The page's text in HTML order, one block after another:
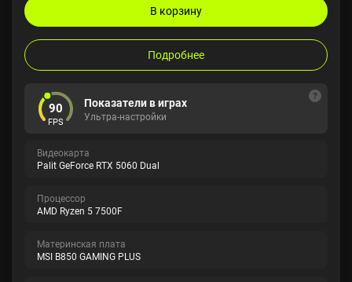
В корзину
Подробнее
90
FPS
Показатели в играх
Ультра-настройки
Видеокарта
Palit GeForce RTX 5060 Dual
Процессор
AMD Ryzen 5 7500F
Материнская плата
MSI B850 GAMING PLUS